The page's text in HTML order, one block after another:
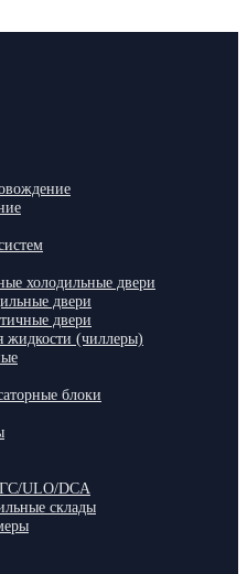
холодильные двери
двери
двери
жидкости (чиллеры)
блоки
ULO/DCA
склады